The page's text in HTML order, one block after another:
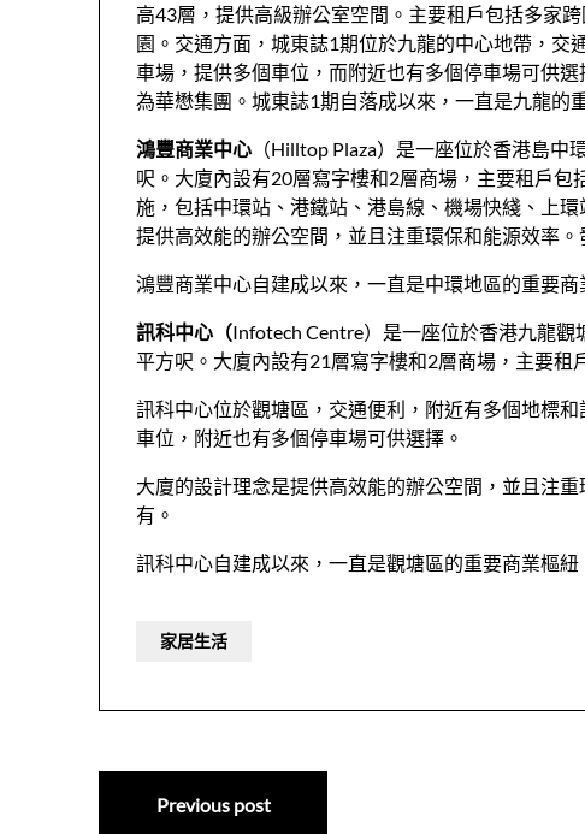
高43層，提供高級辦公室空間。主要租戶包括多家
園。交通方面，城東誌1期位於九龍的中心地帶，
車場，提供多個車位，而附近也有多個停車場可供
為華懋集團。城東誌1期自落成以來，一直是九龍的
鴻豐商業中心 （Hilltop Plaza）是一座位於香港島
呎。大廈內設有20層寫字樓和2層商場，主要租戶
施，包括中環站、港鐵站、港島線、機場快綫、上
提供高效能的辦公空間，並且注重環保和能源效率
鴻豐商業中心自建成以來，一直是中環地區的重要
訊科中心（Infotech Centre）是一座位於香港九龍
平方呎。大廈內設有21層寫字樓和2層商場，主要租
訊科中心位於觀塘區，交通便利，附近有多個地標
車位，附近也有多個停車場可供選擇。
大廈的設計理念是提供高效能的辦公空間，並且注
有。
訊科中心自建成以來，一直是觀塘區的重要商業樞
家居生活
Previous post